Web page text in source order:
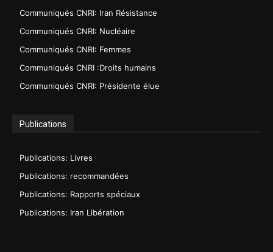
Communiqués CNRI: Iran Résistance
Communiqués CNRI: Nucléaire
Communiqués CNRI: Femmes
Communiqués CNRI :Droits humains
Communiqués CNRI: Présidente élue
Publications
Publications: Livres
Publications: recommandées
Publications: Rapports spéciaux
Publications: Iran Libération